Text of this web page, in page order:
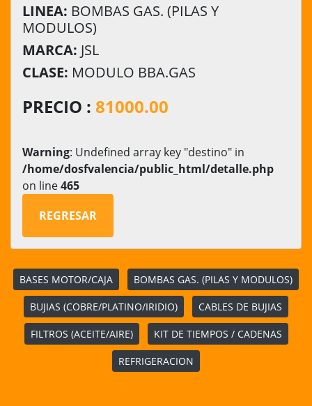
LINEA: BOMBAS GAS. (PILAS Y
MODULOS)
MARCA: JSL
CLASE: MODULO BBA.GAS
PRECIO : 81000.00
Warning: Undefined array key "destino" in
/home/dosfvalencia/public_html/detalle.php
on line465
REGRESAR
BASES MOTOR/CAJA BOMBAS GAS. (PILAS Y MODULOS)
BUJIAS (COBRE/PLATINO/IRIDIO) CABLES DE BUJIAS
FILTROS (ACEITE/AIRE) KIT DE TIEMPOS / CADENAS
REFRIGERACION